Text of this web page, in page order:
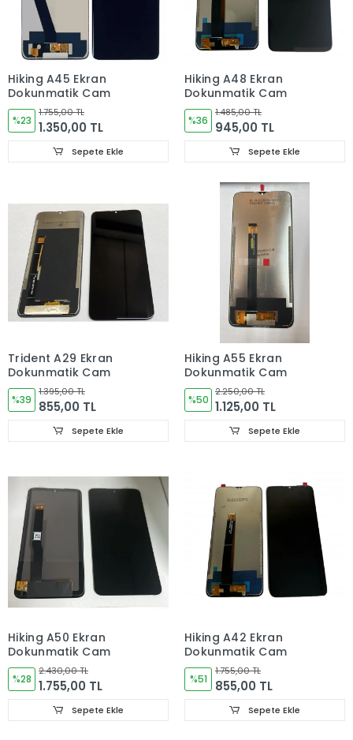
Hiking A45 Ekran
Dokunmatik Cam
%23
1.755,00 TL
1.350,00 TL
Sepete Ekle
Hiking A48 Ekran
Dokunmatik Cam
%36
1.485,00 TL
945,00 TL
Sepete Ekle
Trident A29 Ekran
Dokunmatik Cam
%39
1.395,00 TL
855,00 TL
Sepete Ekle
Hiking A55 Ekran
Dokunmatik Cam
%50
2.250,00 TL
1.125,00 TL
Sepete Ekle
Hiking A50 Ekran
Dokunmatik Cam
%28
2.430,00 TL
1.755,00 TL
Sepete Ekle
Hiking A42 Ekran
Dokunmatik Cam
%51
1.755,00 TL
855,00 TL
Sepete Ekle